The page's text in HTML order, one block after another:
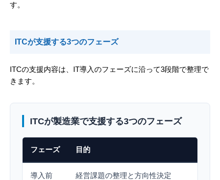
す。
ITCが支援する3つのフェーズ
ITCの支援内容は、IT導入のフェーズに沿って3段階で整理で
きます。
ITCが製造業で支援する3つのフェーズ
フェーズ 目的
導入前 経営課題の整理と方向性決定